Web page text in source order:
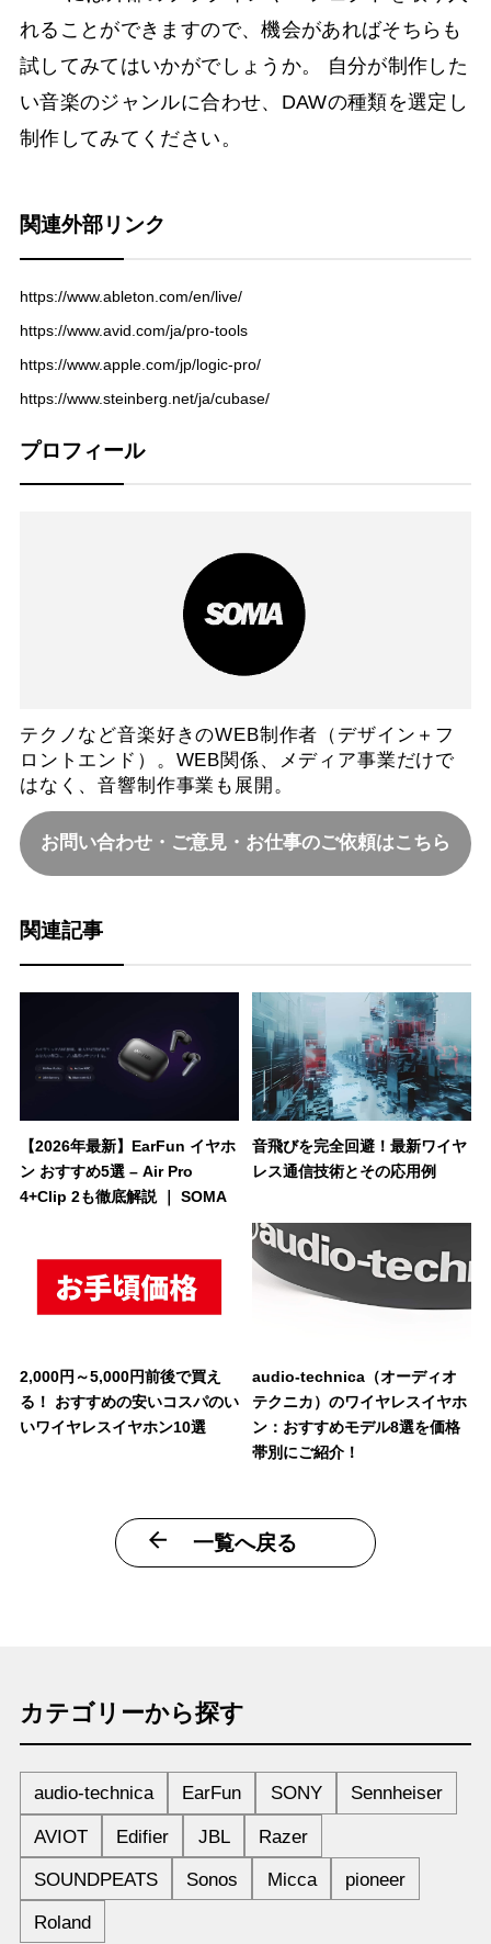
れることができますので、機会があればそちらも
試してみてはいかがでしょうか。 自分が制作した
い音楽のジャンルに合わせ、DAWの種類を選定し
制作してみてください。
関連外部リンク
https://www.ableton.com/en/live/
https://www.avid.com/ja/pro-tools
https://www.apple.com/jp/logic-pro/
https://www.steinberg.net/ja/cubase/
プロフィール
テクノなど音楽好きのWEB制作者（デザイン＋フ
ロントエンド）。WEB関係、メディア事業だけで
はなく、音響制作事業も展開。
お問い合わせ・ご意見・お仕事のご依頼はこちら
関連記事
【2026年最新】EarFun イヤホ
ン おすすめ5選 – Air Pro
4+Clip 2も徹底解説 ｜ SOMA
音飛びを完全回避！最新ワイヤ
レス通信技術とその応用例
2,000円～5,000円前後で買え
る！ おすすめの安いコスパのい
いワイヤレスイヤホン10選
audio-technica（オーディオ
テクニカ）のワイヤレスイヤホ
ン：おすすめモデル8選を価格
帯別にご紹介！
一覧へ戻る
カテゴリーから探す
audio-technica EarFun SONY Sennheiser
AVIOT Edifier JBL Razer
SOUNDPEATS Sonos Micca pioneer
Roland